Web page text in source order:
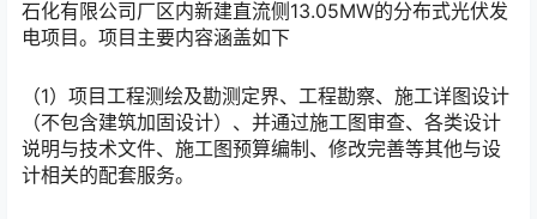
石化有限公司厂区内新建直流侧13.05MW的分布式光伏发
电项目。项目主要内容涵盖如下
（1）项目工程测绘及勘测定界、工程勘察、施工详图设计
（不包含建筑加固设计）、并通过施工图审查、各类设计
说明与技术文件、施工图预算编制、修改完善等其他与设
计相关的配套服务。